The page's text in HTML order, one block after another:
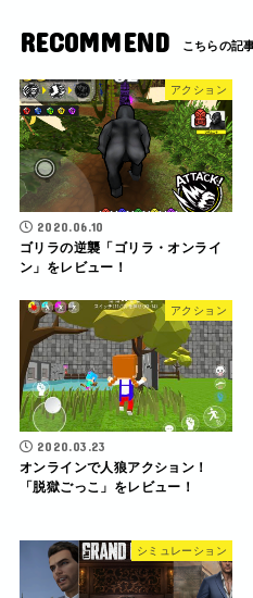
RECOMMEND
アクション
2020.06.10
ゴリラの逆襲「ゴリラ・オンライ
ン」をレビュー！
アクション
2020.03.23
オンラインで人狼アクション！
「脱獄ごっこ」をレビュー！
シミュレーション